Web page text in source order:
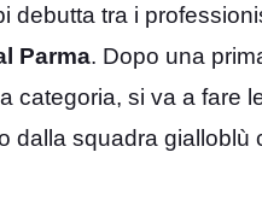
debutta tra i
Parma. Dopo una
categoria, si va a fare
dalla squadra gialloblù